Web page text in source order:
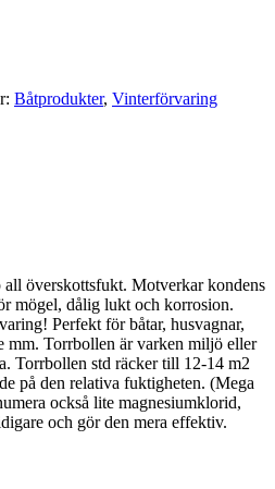
Båtprodukter, Vinterförvaring
överskottsfukt. Motverkar kondens
mögel, dålig lukt och korrosion.
Perfekt för båtar, husvagnar,
mm. Torrbollen är varken miljö eller
Torrbollen std räcker till 12-14 m2
på den relativa fuktigheten. (Mega
också lite magnesiumklorid,
och gör den mera effektiv.